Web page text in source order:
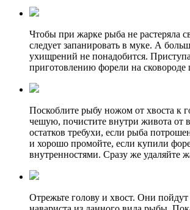
Чтобы при жарке рыба не растеряла
следует запанировать в муке. А
ухищрений не понадобится.
приготовлению форели на сковороде
Поскоблите рыбу ножом от хвоста к
чешую, почистите внутри живота от
остатков требухи, если рыба
и хорошо промойте, если купили
внутренностями. Сразу же удаляйте
Отрежьте голову и хвост. Они пойдут